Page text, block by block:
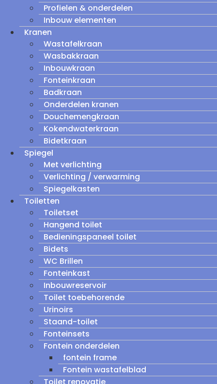
Profielen & onderdelen
Inbouw elementen
Kranen
Wastafelkraan
Wasbakkraan
Inbouwkraan
Fonteinkraan
Badkraan
Onderdelen kranen
Douchemengkraan
Kokendwaterkraan
Bidetkraan
Spiegel
Met verlichting
Verlichting / verwarming
Spiegelkasten
Toiletten
Toiletset
Hangend toilet
Bedieningspaneel toilet
Bidets
WC Brillen
Fonteinkast
Inbouwreservoir
Toilet toebehorende
Urinoirs
Staand-toilet
Fonteinsets
Fontein onderdelen
fontein frame
Fontein wastafelblad
Toilet renovatie